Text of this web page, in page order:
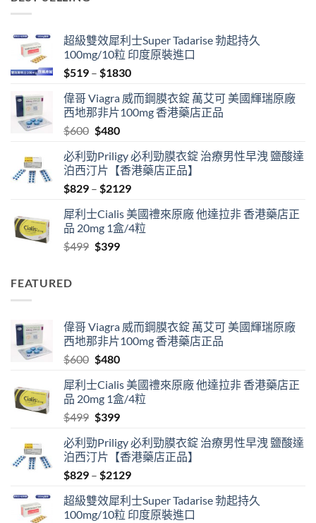
超級雙效犀利士Super Tadarise 勃起持久
100mg/10粒 印度原裝進口
$519 – $1830Price
$519
through
偉哥 Viagra 威而鋼膜衣錠 萬艾可 美國輝瑞原廠
西地那非片100mg 香港藥店正品
$600 Original
was:
$600.
$480Current
is:
$480.
必利勁Priligy 必利勁膜衣錠 治療男性早洩 鹽酸達
泊西汀片【香港藥店正品】
$829 – $2129Price
$829
through
犀利士Cialis 美國禮來原廠 他達拉非 香港藥店正
品 20mg 1盒/4粒
$499 Original
$399Current
FEATURED
偉哥 Viagra 威而鋼膜衣錠 萬艾可 美國輝瑞原廠
西地那非片100mg 香港藥店正品
$600 Original
was:
$600.
$480Current
is:
$480.
犀利士Cialis 美國禮來原廠 他達拉非 香港藥店正
品 20mg 1盒/4粒
$499 Original
was:
$499.
$399Current
is:
$399.
必利勁Priligy 必利勁膜衣錠 治療男性早洩 鹽酸達
泊西汀片【香港藥店正品】
$829 – $2129Price
$829
through
超級雙效犀利士Super Tadarise 勃起持久
100mg/10粒 印度原裝進口